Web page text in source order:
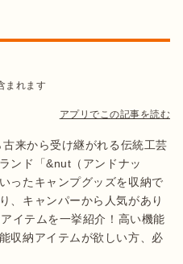
まれます
アプリでこの記事を読む
来から受け継がれる伝統工芸
ンド「&nut（アンドナッ
ったキャンプグッズを収納で
、キャンパーから人気があり
イテムを一挙紹介！高い機能
収納アイテムが欲しい方、必